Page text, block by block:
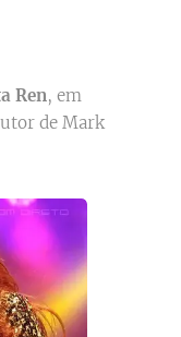
Ren, em
de Mark